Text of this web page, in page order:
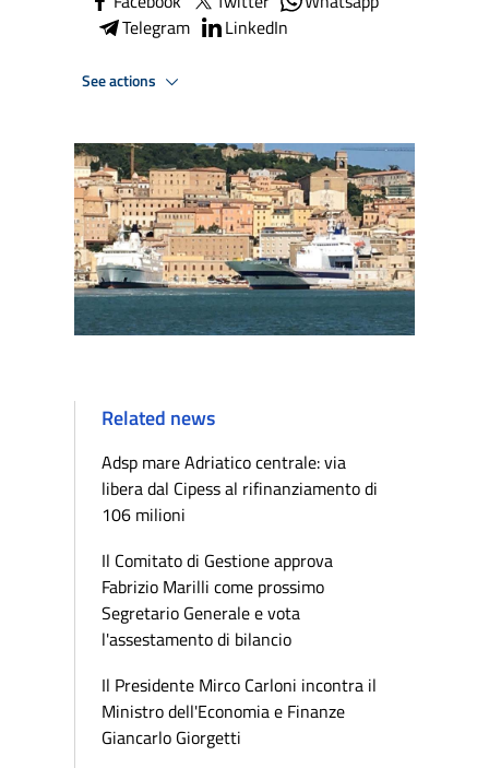
Telegram
LinkedIn
See actions
Related news
Adsp mare Adriatico centrale: via
libera dal Cipess al rifinanziamento di
106 milioni
Il Comitato di Gestione approva
Fabrizio Marilli come prossimo
Segretario Generale e vota
l'assestamento di bilancio
Il Presidente Mirco Carloni incontra il
Ministro dell'Economia e Finanze
Giancarlo Giorgetti